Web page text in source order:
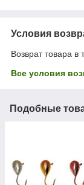
Условия
Возврат товара в
Все условия
Подобные